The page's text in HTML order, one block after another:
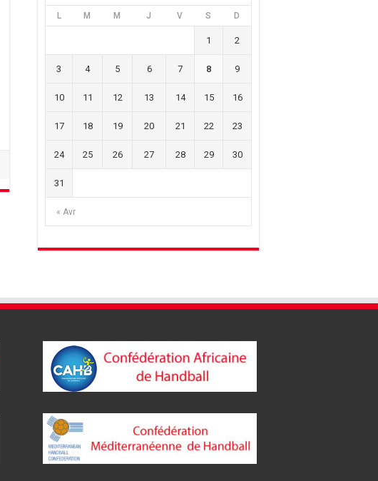
L M M J V S D
« Avr
1 2
3 4 5 6 7 8 9
10 11 12 13 14 15 16
17 18 19 20 21 22 23
24 25 26 27 28 29 30
31